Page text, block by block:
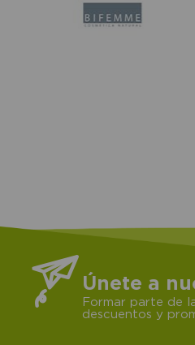
Únete a
Formar parte de
descuentos y